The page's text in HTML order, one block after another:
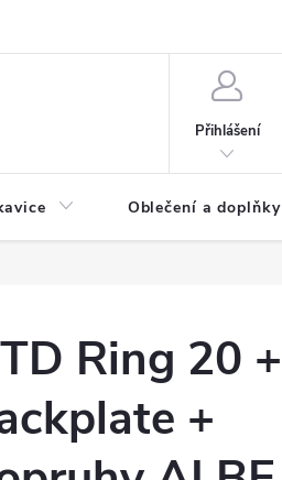
Přihlášení
Oblečení a doplňky
Ring 20 +
+